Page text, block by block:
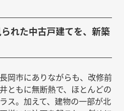
れた中古戸建てを、新築
岡市にありながらも、改修前
ともに無断熱で、ほとんどの
ス。加えて、建物の一部が北